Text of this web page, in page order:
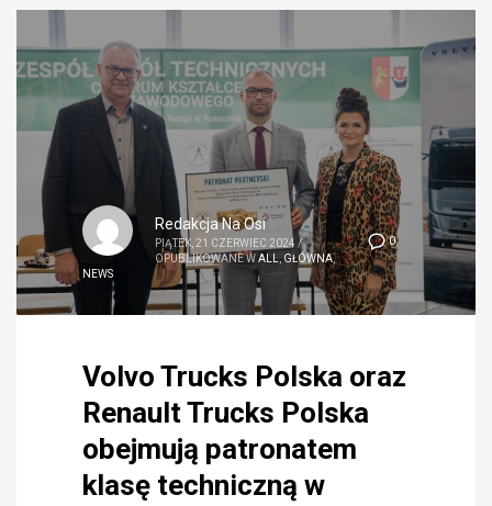
0
Redakcja Na Osi
PIĄTEK, 21 CZERWIEC 2024 /
OPUBLIKOWANE WALL,GŁÓWNA,
NEWS
Volvo Trucks Polska oraz
Renault Trucks Polska
obejmują patronatem
klasę techniczną w